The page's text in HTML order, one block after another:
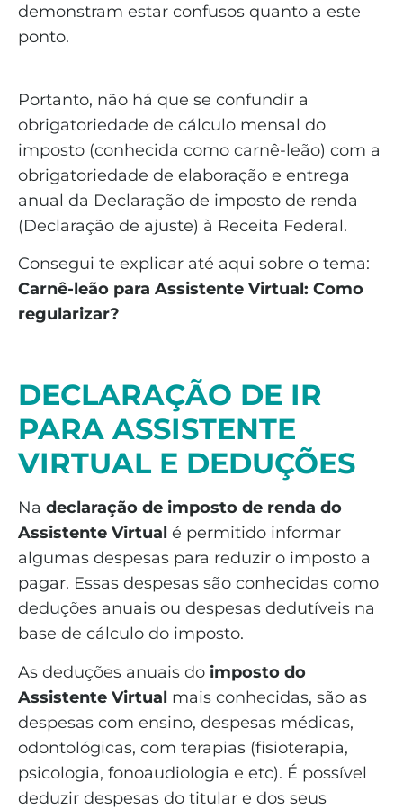
demonstram estar confusos quanto a este
ponto.
Portanto, não há que se confundir a
obrigatoriedade de cálculo mensal do
imposto (conhecida como carnê-leão) com a
obrigatoriedade de elaboração e entrega
anual da Declaração de imposto de renda
(Declaração de ajuste) à Receita Federal.
Consegui te explicar até aqui sobre o tema:
Carnê-leão para Assistente Virtual: Como
regularizar?
DECLARAÇÃO DE IR
PARA ASSISTENTE
VIRTUAL E DEDUÇÕES
Na declaração de imposto de renda do
Assistente Virtual é permitido informar
algumas despesas para reduzir o imposto a
pagar. Essas despesas são conhecidas como
deduções anuais ou despesas dedutíveis na
base de cálculo do imposto.
As deduções anuais do imposto do
Assistente Virtual mais conhecidas, são as
despesas com ensino, despesas médicas,
odontológicas, com terapias (fisioterapia,
psicologia, fonoaudiologia e etc). É possível
deduzir despesas do titular e dos seus